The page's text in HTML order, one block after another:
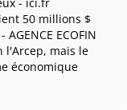
50 millions $
ECOFIN
l'Arcep, mais le
économique